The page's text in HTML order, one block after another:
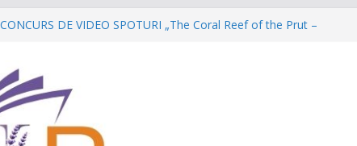
CONCURS DE VIDEO SPOTURI „The Coral Reef of the Prut –
Târgul regional „Viitorul e AgriCOOL”
Un capitol se încheie, iar un viitor plin de oportunități începe!
Festivalul Lavandei a fost despre oameni, emoții și clipe de
neuitat!